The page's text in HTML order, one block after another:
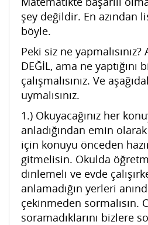
şey değildir. En azından
böyle.
Peki siz ne yapmalısınız?
DEĞİL, ama ne yaptığını
çalışmalısınız. Ve
uymalısınız.
1.) Okuyacağınız her
anladığından emin
için konuyu önceden
gitmelisin. Okulda
dinlemeli ve evde
anlamadığın yerleri
çekinmeden sormalısın.
soramadıklarını bizlere